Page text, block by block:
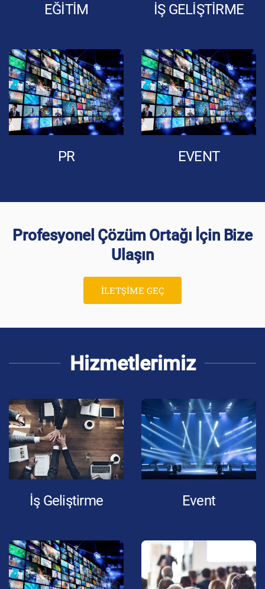
EĞİTİM İŞ GELİŞTİRME
PR EVENT
Profesyonel Çözüm Ortağı İçin Bize
Ulaşın
İLETŞİME GEÇ
Hizmetlerimiz
İş Geliştirme Event